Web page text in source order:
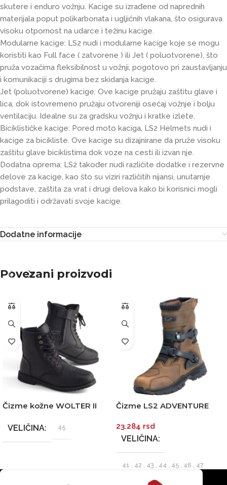
skutere i enduro vožnju. Kacige su izrađene od naprednih
materijala poput polikarbonata i ugljičnih vlakana, što osigurava
visoku otpornost na udarce i težinu kacige.
Modularne kacige: LS2 nudi i modularne kacige koje se mogu
koristiti kao Full face ( zatvorene ) ili Jet ( poluotvorene), što
pruža vozačima fleksibilnost u vožnji, pogotovo pri zaustavljanju
i komunikaciji s drugima bez skidanja kacige.
Jet (poluotvorene) kacige: Ove kacige pružaju zaštitu glave i
lica, dok istovremeno pružaju otvoreniji osećaj vožnje i bolju
ventilaciju. Idealne su za gradsku vožnju i kratke izlete.
Biciklističke kacige: Pored moto kaciga, LS2 Helmets nudi i
kacige za bicikliste. Ove kacige su dizajnirane da pruže visoku
zaštitu glave biciklistima dok voze na cesti ili izvan nje.
Dodatna oprema: LS2 također nudi različite dodatke i rezervne
delove za kacige, kao što su viziri različitih nijansi, unutarnje
podstave, zaštita za vrat i drugi delova kako bi korisnici mogli
prilagoditi i održavati svoje kacige.
Dodatne informacije
Povezani proizvodi
Čizme kožne WOLTER II
VELIČINA
45
Čizme LS2 ADVENTURE
23.284 rsd
VELIČINA
41 , 42 , 43 , 44 , 45 , 46 , 47